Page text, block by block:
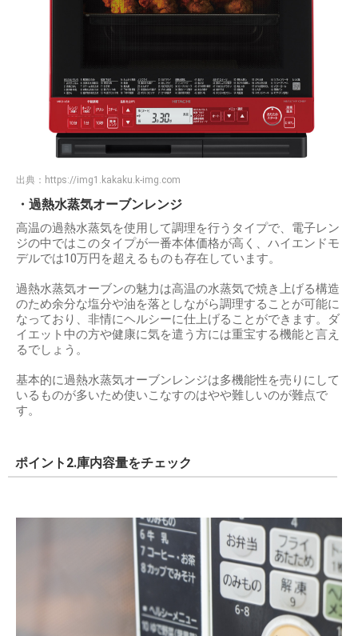
出典： https://img1.kakaku.k-img.com
・過熱水蒸気オーブンレンジ
高温の過熱水蒸気を使用して調理を行うタイプで、電子レン
ジの中ではこのタイプが一番本体価格が高く、ハイエンドモ
デルでは10万円を超えるものも存在しています。
過熱水蒸気オーブンの魅力は高温の水蒸気で焼き上げる構造
のため余分な塩分や油を落としながら調理することが可能に
なっており、非情にヘルシーに仕上げることができます。ダ
イエット中の方や健康に気を遣う方には重宝する機能と言え
るでしょう。
基本的に過熱水蒸気オーブンレンジは多機能性を売りにして
いるものが多いため使いこなすのはやや難しいのが難点で
す。
ポイント2.庫内容量をチェック